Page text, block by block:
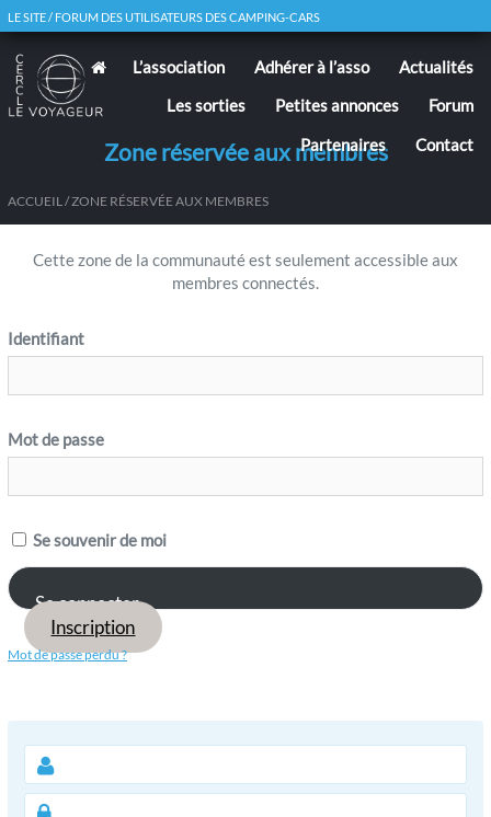
LE SITE / FORUM DES UTILISATEURS DES CAMPING-CARS
L’association Adhérer à l’asso
Actualités
Les sorties
Petites annonces
Forum
Partenaires
Contact
Zone réservée aux membres
ACCUEIL / ZONE RÉSERVÉE AUX MEMBRES
Cette zone de la communauté est seulement accessible aux
membres connectés.
Identifiant
Mot de passe
Se souvenir de moi
Inscription
Mot de passe perdu ?